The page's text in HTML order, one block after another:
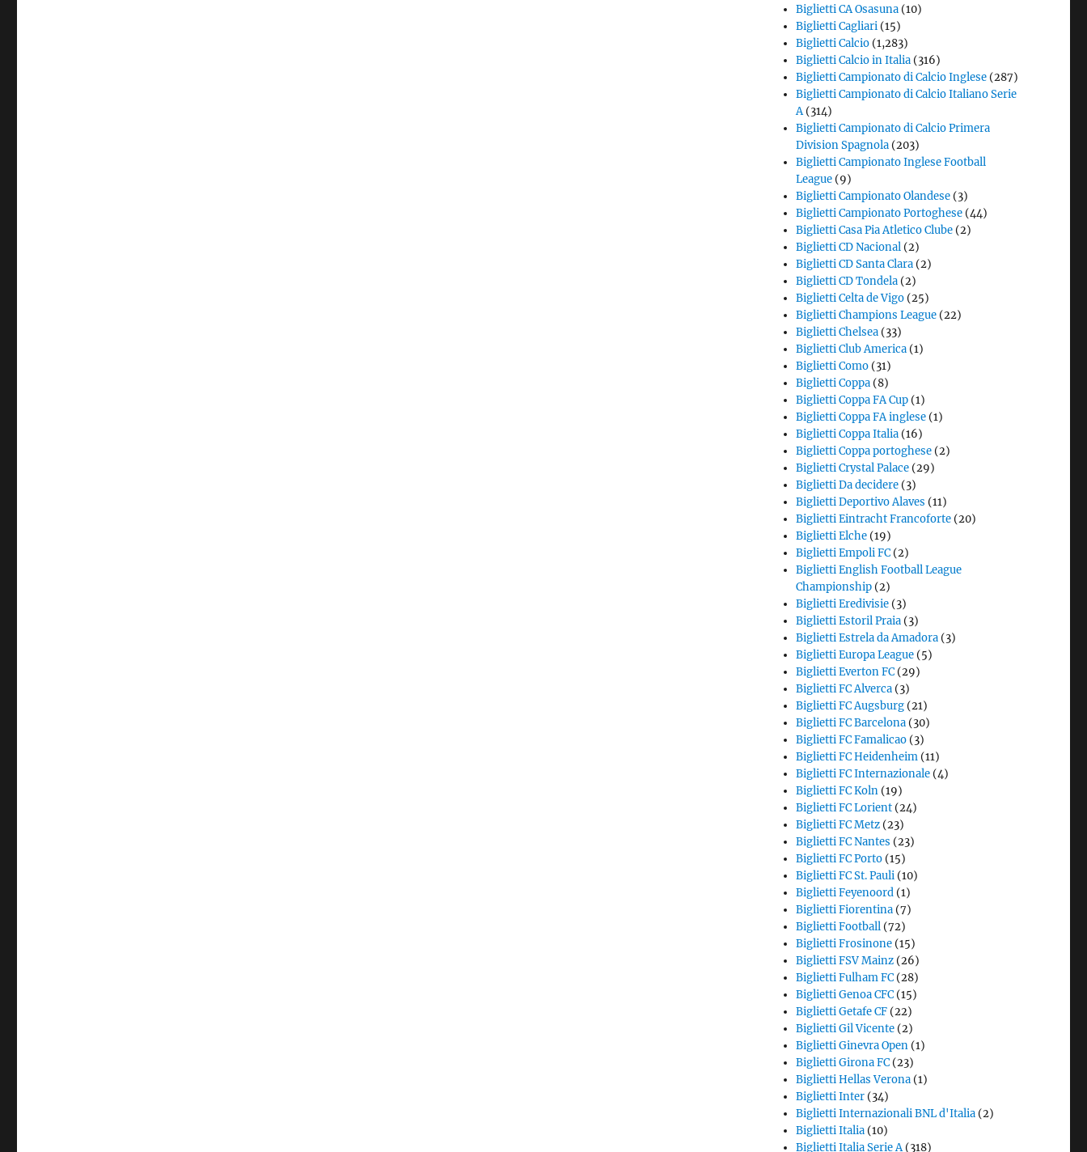
Biglietti CA Osasuna (10)
Biglietti Cagliari (15)
Biglietti Calcio (1,283)
Biglietti Calcio in Italia (316)
Biglietti Campionato di Calcio Inglese (287)
Biglietti Campionato di Calcio Italiano Serie
A(314)
Biglietti Campionato di Calcio Primera
Division Spagnola (203)
Biglietti Campionato Inglese Football
League (9)
Biglietti Campionato Olandese (3)
Biglietti Campionato Portoghese (44)
Biglietti Casa Pia Atletico Clube (2)
Biglietti CD Nacional (2)
Biglietti CD Santa Clara (2)
Biglietti CD Tondela (2)
Biglietti Celta de Vigo (25)
Biglietti Champions League (22)
Biglietti Chelsea (33)
Biglietti Club America (1)
Biglietti Como (31)
Biglietti Coppa (8)
Biglietti Coppa FA Cup (1)
Biglietti Coppa FA inglese (1)
Biglietti Coppa Italia (16)
Biglietti Coppa portoghese (2)
Biglietti Crystal Palace (29)
Biglietti Da decidere (3)
Biglietti Deportivo Alaves (11)
Biglietti Eintracht Francoforte (20)
Biglietti Elche (19)
Biglietti Empoli FC (2)
Biglietti English Football League
Championship (2)
Biglietti Eredivisie (3)
Biglietti Estoril Praia (3)
Biglietti Estrela da Amadora (3)
Biglietti Europa League (5)
Biglietti Everton FC (29)
Biglietti FC Alverca (3)
Biglietti FC Augsburg (21)
Biglietti FC Barcelona (30)
Biglietti FC Famalicao (3)
Biglietti FC Heidenheim (11)
Biglietti FC Internazionale (4)
Biglietti FC Koln (19)
Biglietti FC Lorient (24)
Biglietti FC Metz (23)
Biglietti FC Nantes (23)
Biglietti FC Porto (15)
Biglietti FC St. Pauli (10)
Biglietti Feyenoord (1)
Biglietti Fiorentina (7)
Biglietti Football (72)
Biglietti Frosinone (15)
Biglietti FSV Mainz (26)
Biglietti Fulham FC (28)
Biglietti Genoa CFC (15)
Biglietti Getafe CF (22)
Biglietti Gil Vicente (2)
Biglietti Ginevra Open (1)
Biglietti Girona FC (23)
Biglietti Hellas Verona (1)
Biglietti Inter (34)
Biglietti Internazionali BNL d'Italia (2)
Biglietti Italia (10)
Biglietti Italia Serie A(318)